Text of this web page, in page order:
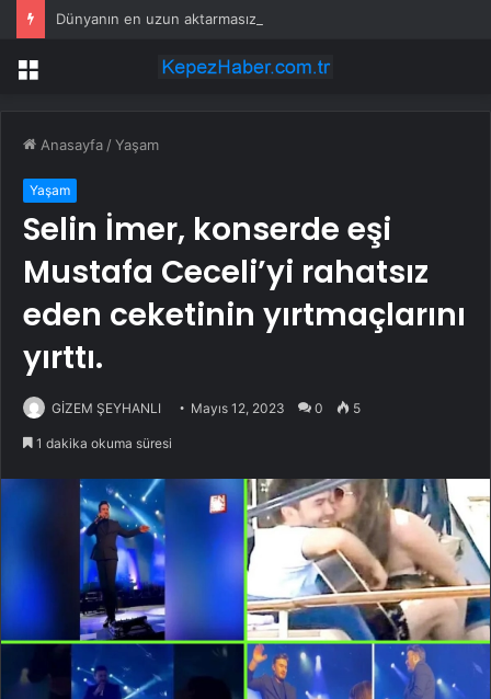
Menü
Anasayfa /Yaşam
Yaşam
Selin İmer, konserde eşi
Mustafa Ceceli’yi rahatsız
eden ceketinin yırtmaçlarını
yırttı.
GİZEM ŞEYHANLI Mayıs 12, 2023 0 5
1 dakika okuma süresi